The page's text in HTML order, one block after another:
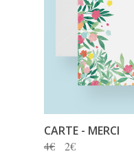
CARTE - MERCI
4€ 2€